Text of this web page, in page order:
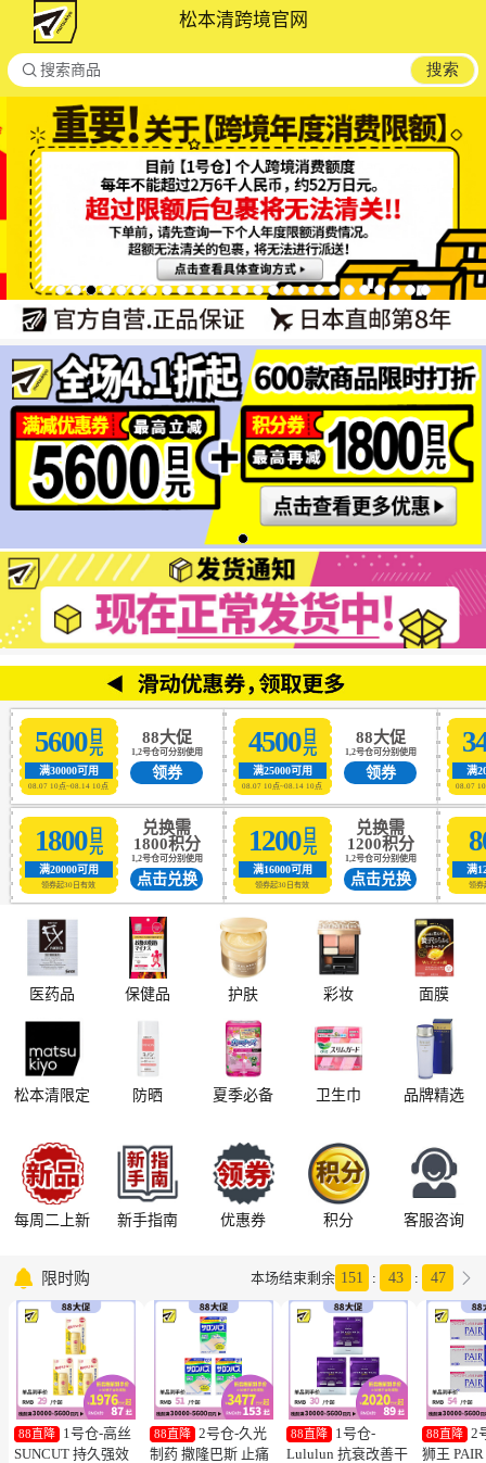
松本清跨境官网
 搜索商品 搜索
5600日元
满30000可用
08.07 10点~08.14 10点
88大促
1,2号仓可分别使用
领券
4500日元
满25000可用
08.07 10点~08.14 10点
88大促
1,2号仓可分别使用
领券 满
08.07
1800日元
满20000可用
领券起30日有效
兑换需
1800积分
1,2号仓可分别使用
点击兑换
1200日元
满16000可用
领券起30日有效
兑换需
1200积分
1,2号仓可分别使用
点击兑换
满
领券
医药品 保健品 护肤 彩妆 面膜
松本清限定 防晒 夏季必备 卫生巾 品牌精选
每周二上新 新手指南 优惠券 积分 客服咨询
 限时购 本场结束剩余 151 : 43 : 46 
88直降
1号仓-高丝
SUNCUT 持久强效
88直降
2号仓-久光
制药 撒隆巴斯 止痛
88直降
1号仓-
Lululun 抗衰改善干
88直降
2
狮王